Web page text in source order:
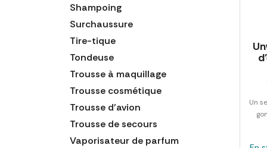
Shampoing
Surchaussure
Tire-tique
Tondeuse
Trousse à maquillage
Trousse cosmétique
Trousse d'avion
Trousse de secours
Vaporisateur de parfum
Un